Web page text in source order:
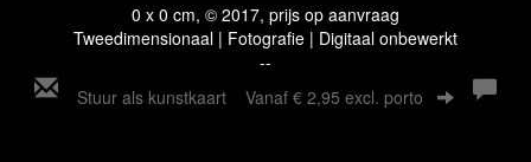
0 x 0 cm, © 2017, prijs op aanvraag
Tweedimensionaal | Fotografie | Digitaal onbewerkt
--
Stuur als kunstkaart Vanaf € 2,95 excl. porto